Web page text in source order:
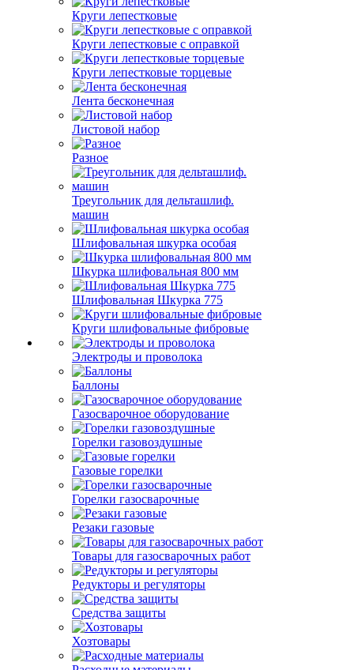
Круги лепестковые
Круги лепестковые с оправкой
Круги лепестковые торцевые
Лента бесконечная
Листовой набор
Разное
Треугольник для дельташлиф.
машин
Шлифовальная шкурка особая
Шкурка шлифовальная 800 мм
Шлифовальная Шкурка 775
Круги шлифовальные фибровые
Электроды и проволока
Баллоны
Газосварочное оборудование
Горелки газовоздушные
Газовые горелки
Горелки газосварочные
Резаки газовые
Товары для газосварочных работ
Редукторы и регуляторы
Средства защиты
Хозтовары